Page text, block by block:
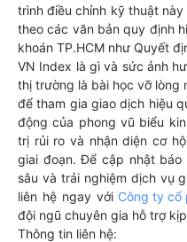
trình điều chỉnh kỹ thuật
theo các văn bản quy định
khoán TP.HCM như Quyết
VN Index là gì và sức ảnh
thị trường là bài học vỡ lòng
để tham gia giao dịch hiệu
động của phong vũ biểu
trị rủi ro và nhận diện cơ
giai đoạn. Để cập nhật
sâu và trải nghiệm dịch vụ
liên hệ ngay với Công ty cổ
đội ngũ chuyên gia hỗ trợ
Thông tin liên hệ: